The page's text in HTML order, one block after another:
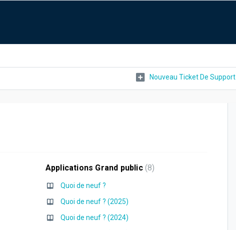
Nouveau Ticket De Support
Applications Grand public 8
Quoi de neuf ?
Quoi de neuf ? (2025)
Quoi de neuf ? (2024)